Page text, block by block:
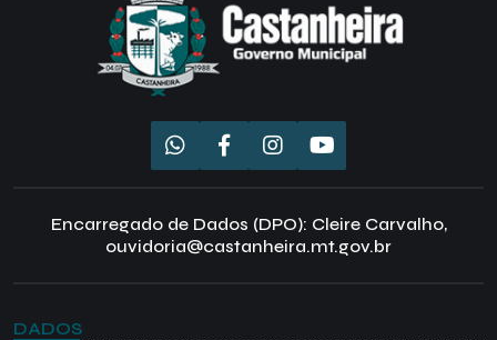
Encarregado de Dados (DPO): Cleire Carvalho,
ouvidoria@castanheira.mt.gov.br
DADOS